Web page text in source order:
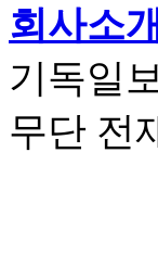
회사소개
기독일
무단 전